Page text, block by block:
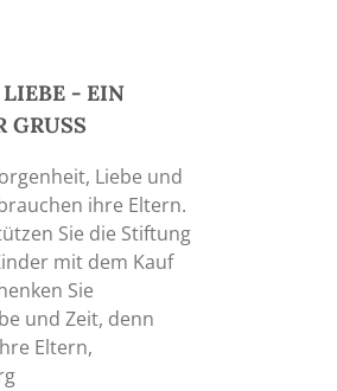
- EIN
GRUSS
Liebe und
ihre Eltern.
Sie die Stiftung
mit dem Kauf
Sie
und Zeit, denn
Eltern,